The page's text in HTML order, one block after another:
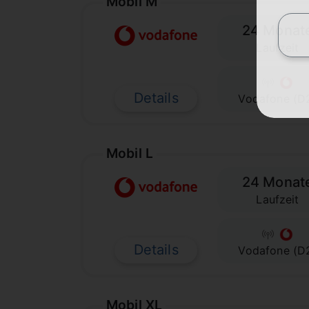
Details
24 Monate
Laufzeit
Vodafone
Mobil L
Details
24
Laufzeit
Vodafone
Mobil XL